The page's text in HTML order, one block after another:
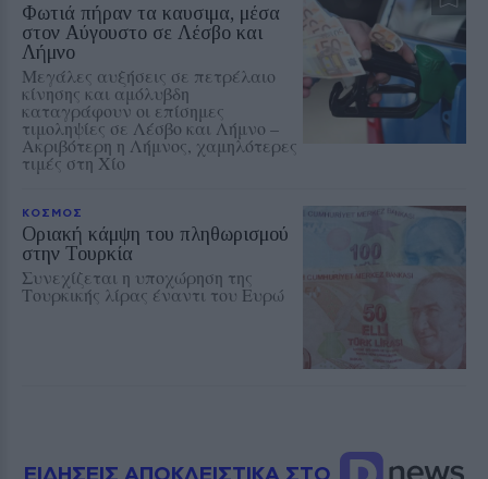
Φωτιά πήραν τα καυσιμα, μέσα
στον Αύγουστο σε Λέσβο και
Λήμνο
Μεγάλες αυξήσεις σε πετρέλαιο
κίνησης και αμόλυβδη
καταγράφουν οι επίσημες
τιμοληψίες σε Λέσβο και Λήμνο –
Ακριβότερη η Λήμνος, χαμηλότερες
τιμές στη Χίο
ΚΟΣΜΟΣ
Οριακή κάμψη του πληθωρισμού
στην Τουρκία
Συνεχίζεται η υποχώρηση της
Τουρκικής λίρας έναντι του Ευρώ
ΕΙΔΗΣΕΙΣ ΑΠΟΚΛΕΙΣΤΙΚΑ ΣΤΟ